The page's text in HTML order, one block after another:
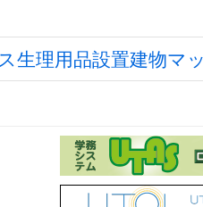
生理用品設置建物マ